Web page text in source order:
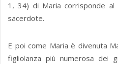
1, 34) di Maria corrisponde al
sacerdote.
E poi come Maria è divenuta
figliolanza più numerosa dei